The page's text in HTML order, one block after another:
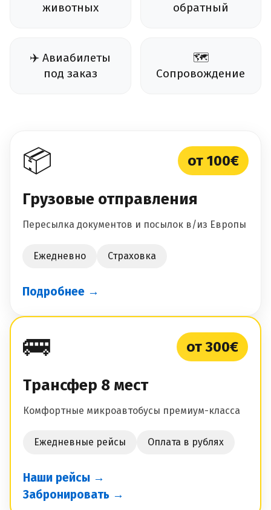
животных
обратный
✈️ Авиабилеты
под заказ
🗺️
Сопровождение
📦 от 100€
Грузовые отправления
Пересылка документов и посылок в/из Европы
Ежедневно Страховка
Подробнее →
🚌 от 300€
Трансфер 8 мест
Комфортные микроавтобусы премиум-класса
Ежедневные рейсы Оплата в рублях
Наши рейсы →
Забронировать →